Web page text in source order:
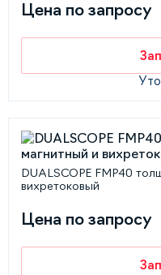
Цена по запросу
DUALSCOPE FMP40
вихретоковый
Цена по запросу